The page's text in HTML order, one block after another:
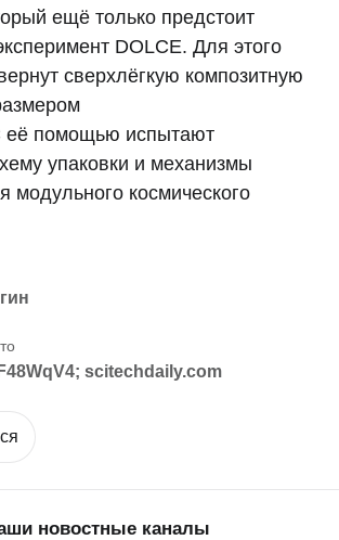
ещё только предстоит
DOLCE. Для этого
сверхлёгкую композитную
её помощью испытают
упаковки и механизмы
модульного космического
scitechdaily.com
новостные каналы